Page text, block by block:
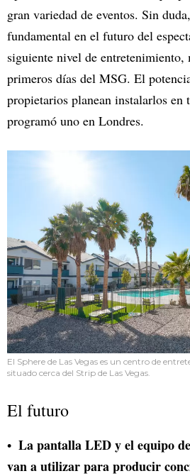
gran variedad de eventos. Sin
fundamental en el futuro del
siguiente nivel de entretenimiento,
primeros días del MSG. El
propietarios planean instalarlos en
programó uno en Londres.
El Sphere de Las Vegas es un centro de
situado cerca del Strip de Las Vegas.
El futuro
La pantalla LED y el equipo
van a utilizar para producir